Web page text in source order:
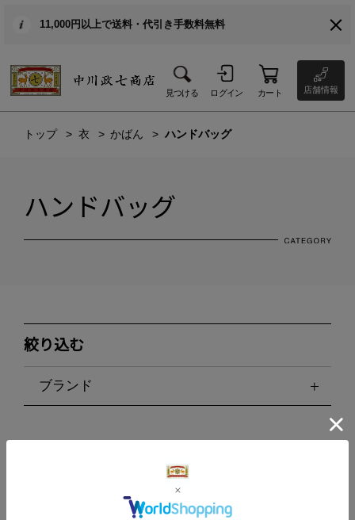
11,000円以上で送料・代引き手数料無料
見つける ログイン カート 店舗情報
トップ 衣 かばん ハンドバッグ
ハンドバッグ
絞り込む
ブランド